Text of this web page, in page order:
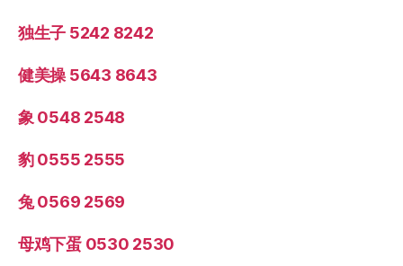
独生子 5242 8242
健美操 5643 8643
象 0548 2548
豹 0555 2555
兔 0569 2569
母鸡下蛋 0530 2530